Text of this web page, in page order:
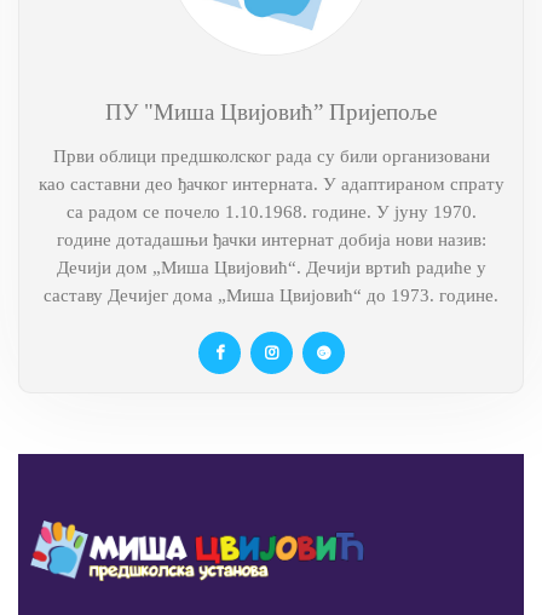
ПУ "Миша Цвијовић” Пријепоље
Први облици предшколског рада су били организовани
као саставни део ђачког интерната. У адаптираном спрату
са радом се почело 1.10.1968. године. У јуну 1970.
године дотадашњи ђачки интернат добија нови назив:
Дечији дом „Миша Цвијовић“. Дечији вртић радиће у
саставу Дечијег дома „Миша Цвијовић“ до 1973. године.